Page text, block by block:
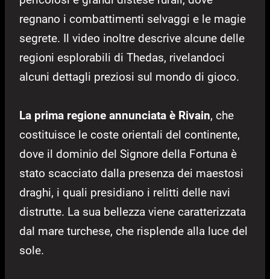
regnano i combattimenti selvaggi e le magie
segrete. Il video inoltre descrive alcune delle
regioni esplorabili di Thedas, rivelandoci
alcuni dettagli preziosi sul mondo di gioco.
La prima regione annunciata è Rivain, che
costituisce le coste orientali del continente,
dove il dominio del Signore della Fortuna è
stato scacciato dalla presenza dei maestosi
draghi, i quali presidiano i relitti delle navi
distrutte. La sua bellezza viene caratterizzata
dal mare turchese, che risplende alla luce del
sole.